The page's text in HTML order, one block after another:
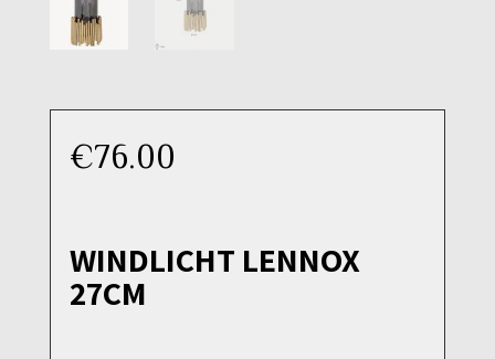
€76.00
WINDLICHT LENNOX
27CM